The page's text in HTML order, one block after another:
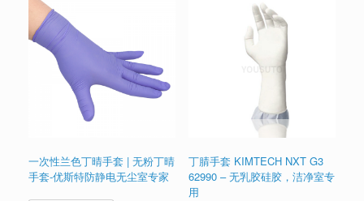
一次性兰色丁晴手套 | 无粉丁晴
手套-优斯特防静电无尘室专家
丁腈手套 KIMTECH NXT G3
62990 – 无乳胶硅胶，洁净室专
用